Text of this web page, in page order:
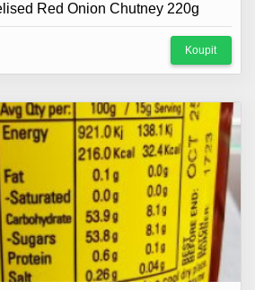
Red Onion Chutney 220g
Koupit